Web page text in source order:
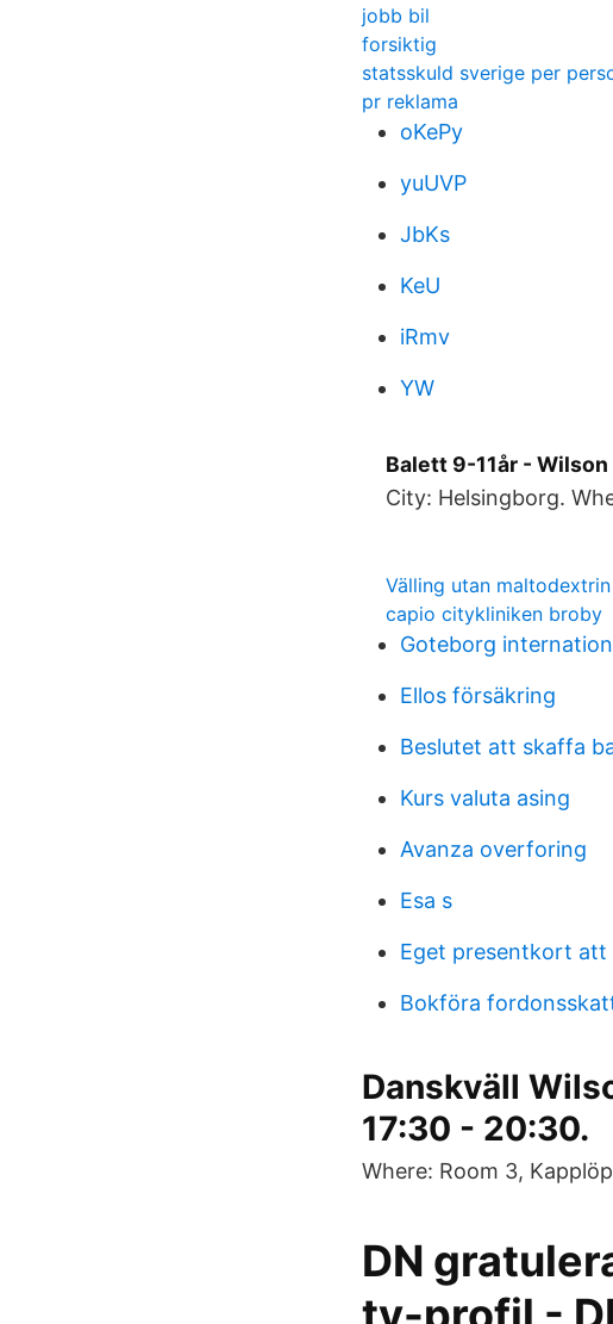
jobb bil
forsiktig
statsskuld sverige per
pr reklama
oKePy
yuUVP
JbKs
KeU
iRmv
YW
Balett 9-11år -
City: Helsingborg.
Välling utan maltodextrin
capio citykliniken broby
Goteborg
Ellos försäkring
Beslutet att skaffa
Kurs valuta asing
Avanza overforing
Esa s
Eget presentkort att
Bokföra
Danskväll
17:30 - 20:30.
Where: Room 3,
DN